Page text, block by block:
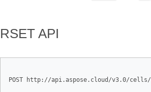
RSET API
POST http://api.aspose.cloud/v3.0/cells/